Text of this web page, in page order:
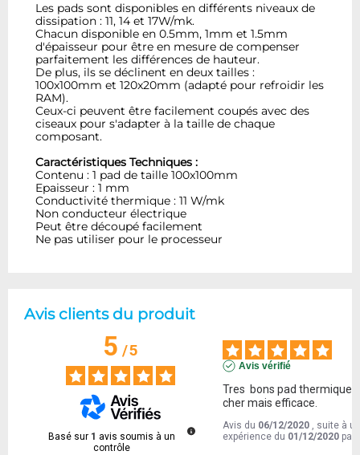
Les pads sont disponibles en différents niveaux de
dissipation : 11, 14 et 17W/mk.
Chacun disponible en 0.5mm, 1mm et 1.5mm
d'épaisseur pour être en mesure de compenser
parfaitement les différences de hauteur.
De plus, ils se déclinent en deux tailles :
100x100mm et 120x20mm (adapté pour refroidir les
RAM).
Ceux-ci peuvent être facilement coupés avec des
ciseaux pour s'adapter à la taille de chaque
composant.
Caractéristiques Techniques :
Contenu : 1 pad de taille 100x100mm
Epaisseur : 1 mm
Conductivité thermique : 11 W/mk
Non conducteur électrique
Peut être découpé facilement
Ne pas utiliser pour le processeur
Avis clients du produit
5/5
Basé sur 1 avis soumis à un
contrôle
Avis vérifié
Tres  bons pad thermique
cher mais efficace.
Avis du 06/12/2020 , suite à
expérience du 01/12/2020 par